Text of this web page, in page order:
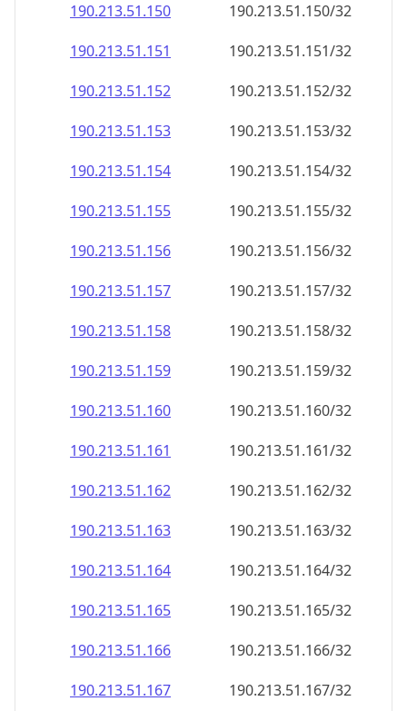
190.213.51.150
190.213.51.150/32
190.213.51.151
190.213.51.151/32
190.213.51.152
190.213.51.152/32
190.213.51.153
190.213.51.153/32
190.213.51.154
190.213.51.154/32
190.213.51.155
190.213.51.155/32
190.213.51.156
190.213.51.156/32
190.213.51.157
190.213.51.157/32
190.213.51.158
190.213.51.158/32
190.213.51.159
190.213.51.159/32
190.213.51.160
190.213.51.160/32
190.213.51.161
190.213.51.161/32
190.213.51.162
190.213.51.162/32
190.213.51.163
190.213.51.163/32
190.213.51.164
190.213.51.164/32
190.213.51.165
190.213.51.165/32
190.213.51.166
190.213.51.166/32
190.213.51.167
190.213.51.167/32